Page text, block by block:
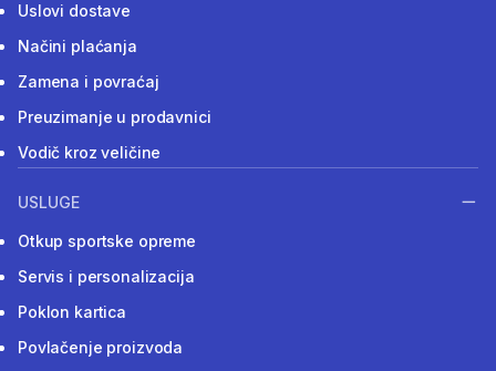
Uslovi dostave
Načini plaćanja
Zamena i povraćaj
Preuzimanje u prodavnici
Vodič kroz veličine
USLUGE
Otkup sportske opreme
Servis i personalizacija
Poklon kartica
Povlačenje proizvoda